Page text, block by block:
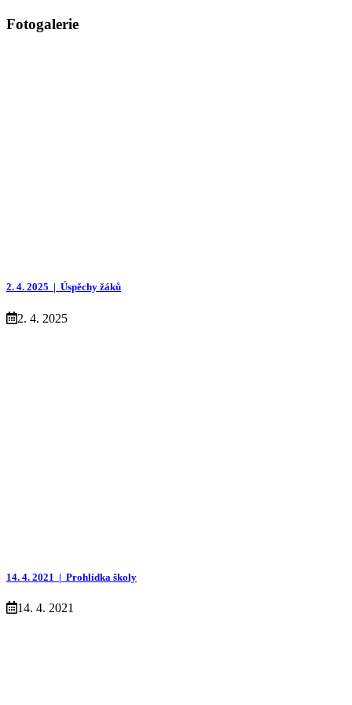
Fotogalerie
2. 4. 2025 | Úspěchy žáků
2. 4. 2025
14. 4. 2021 | Prohlídka školy
14. 4. 2021